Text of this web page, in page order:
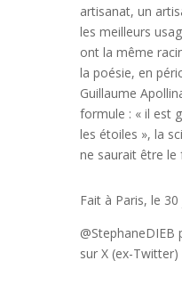
artisanat, un
les meilleurs
ont la même
la poésie, en
Guillaume
formule : « il est
les étoiles », la
ne saurait être le
Fait à Paris, le
sur X (ex-Twitter)